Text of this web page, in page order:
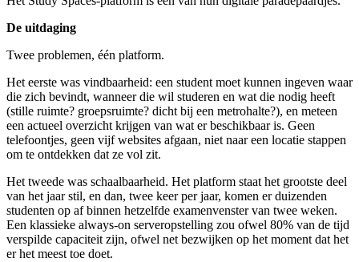
De uitdaging
Twee problemen, één platform.
Het eerste was vindbaarheid: een student moet kunnen ingeven waar
die zich bevindt, wanneer die wil studeren en wat die nodig heeft
(stille ruimte? groepsruimte? dicht bij een metrohalte?), en meteen
een actueel overzicht krijgen van wat er beschikbaar is. Geen
telefoontjes, geen vijf websites afgaan, niet naar een locatie stappen
om te ontdekken dat ze vol zit.
Het tweede was schaalbaarheid. Het platform staat het grootste deel
van het jaar stil, en dan, twee keer per jaar, komen er duizenden
studenten op af binnen hetzelfde examenvenster van twee weken.
Een klassieke always-on serveropstelling zou ofwel 80% van de tijd
verspilde capaciteit zijn, ofwel net bezwijken op het moment dat het
er het meest toe doet.